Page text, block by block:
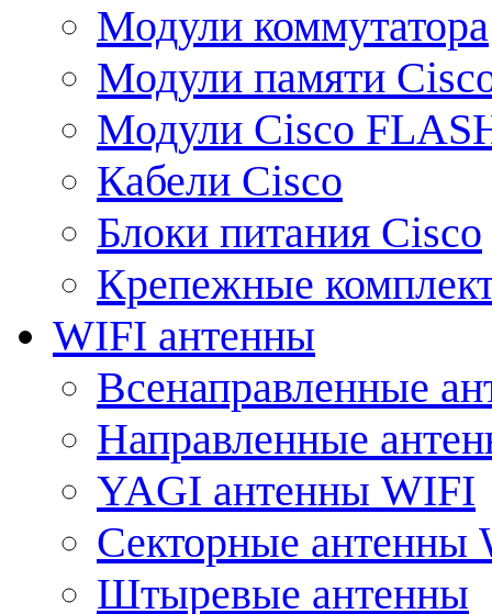
Модули коммутатора
Модули памяти
Модули Cisco
Кабели Cisco
Блоки питания Cisco
Крепежные
WIFI антенны
Всенаправленные
Направленные
YAGI антенны WIFI
Секторные антенны
Штыревые антенны